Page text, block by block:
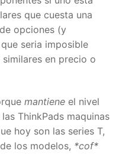
que cuesta una
de opciones (y
seria imposible
en precio o
mantiene el nivel
ThinkPads maquinas
hoy son las series T,
los modelos, *cof*